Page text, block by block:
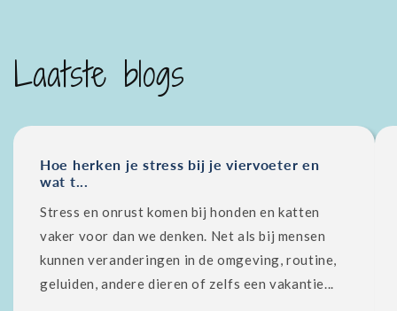
Laatste blogs
Hoe herken je stress bij je viervoeter en
wat t...
Stress en onrust komen bij honden en katten
vaker voor dan we denken. Net als bij mensen
kunnen veranderingen in de omgeving, routine,
geluiden, andere dieren of zelfs een vakantie...